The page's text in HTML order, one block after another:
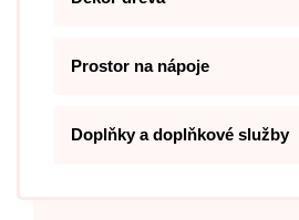
Prostor na nápoje
Doplňky a doplňkové služby